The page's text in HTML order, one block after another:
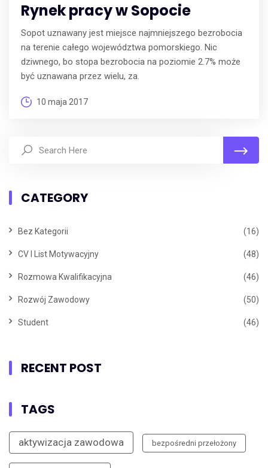
Rynek pracy w Sopocie
Sopot uznawany jest miejsce najmniejszego bezrobocia
na terenie całego województwa pomorskiego. Nic
dziwnego, bo stopa bezrobocia na poziomie 2.7% może
być uznawana przez wielu, za.
10 maja 2017
CATEGORY
Bez Kategorii (16)
CV I List Motywacyjny (48)
Rozmowa Kwalifikacyjna (46)
Rozwój Zawodowy (50)
Student (46)
RECENT POST
TAGS
aktywizacja zawodowa bezpośredni przełożony